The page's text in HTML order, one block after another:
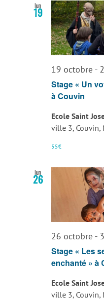
lun
19
19 octobre-
Stage « Un
à Couvin
Ecole Saint
ville 3, Couvin,
55€
lun
26
26 octobre-
Stage « Les
enchanté » à
Ecole Saint
ville 3, Couvin,